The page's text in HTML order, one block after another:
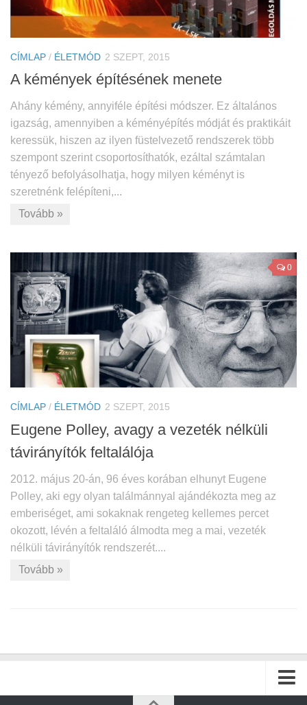
CÍMLAP / ÉLETMÓD 2 SZEPT, 2015
A kémények építésének menete
Ahány kémény, annyiféle építési módszer. Ez általános
igazság, amennyiben a kéményépítés módját és praktikáit
keressük, hiszen az ilyen füstelvezető rendszerek több
szempont szerint csoportosíthatók, ezáltal számtalan
tényező befolyásolhatja, hogy milyen kéményt is
szeretnénk felépíteni,...
Tovább »
0
CÍMLAP / ÉLETMÓD 2 SZEPT, 2015
Eugene Polley, avagy a vezeték nélküli
távirányítók feltalálója
2012. május 20-án, 96 éves korában elhunyt Eugene
Polley, aki egy olyan találmánnyal ajándékozta meg az
emberiséget, ami sokaknak rengeteg kellemes percet
okozott, lévén a feltaláló álmodta meg a mai, vezeték
nélküli távirányítók rendszerét....
Tovább »